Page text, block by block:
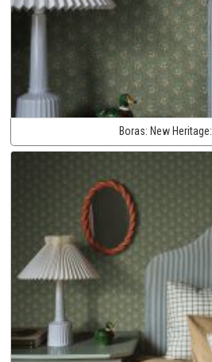
Boras: New Heritage: